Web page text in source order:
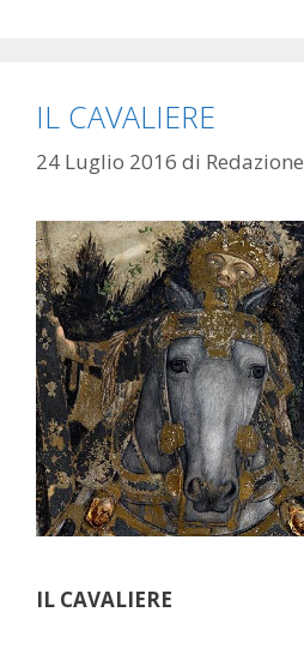
IL CAVALIERE
24 Luglio 2016 di Redazione
IL CAVALIERE